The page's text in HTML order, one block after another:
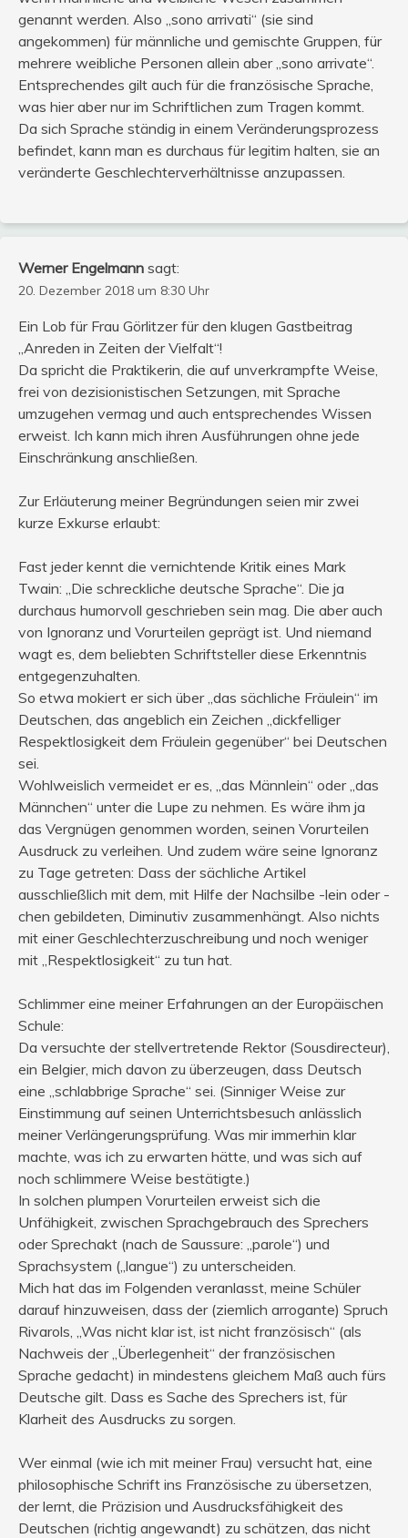
genannt werden. Also „sono arrivati“ (sie sind
angekommen) für männliche und gemischte Gruppen, für
mehrere weibliche Personen allein aber „sono arrivate“.
Entsprechendes gilt auch für die französische Sprache,
was hier aber nur im Schriftlichen zum Tragen kommt.
Da sich Sprache ständig in einem Veränderungsprozess
befindet, kann man es durchaus für legitim halten, sie an
veränderte Geschlechterverhältnisse anzupassen.
Werner Engelmann sagt:
20. Dezember 2018 um 8:30 Uhr
Ein Lob für Frau Görlitzer für den klugen Gastbeitrag
„Anreden in Zeiten der Vielfalt“!
Da spricht die Praktikerin, die auf unverkrampfte Weise,
frei von dezisionistischen Setzungen, mit Sprache
umzugehen vermag und auch entsprechendes Wissen
erweist. Ich kann mich ihren Ausführungen ohne jede
Einschränkung anschließen.
Zur Erläuterung meiner Begründungen seien mir zwei
kurze Exkurse erlaubt:
Fast jeder kennt die vernichtende Kritik eines Mark
Twain: „Die schreckliche deutsche Sprache“. Die ja
durchaus humorvoll geschrieben sein mag. Die aber auch
von Ignoranz und Vorurteilen geprägt ist. Und niemand
wagt es, dem beliebten Schriftsteller diese Erkenntnis
entgegenzuhalten.
So etwa mokiert er sich über „das sächliche Fräulein“ im
Deutschen, das angeblich ein Zeichen „dickfelliger
Respektlosigkeit dem Fräulein gegenüber“ bei Deutschen
sei.
Wohlweislich vermeidet er es, „das Männlein“ oder „das
Männchen“ unter die Lupe zu nehmen. Es wäre ihm ja
das Vergnügen genommen worden, seinen Vorurteilen
Ausdruck zu verleihen. Und zudem wäre seine Ignoranz
zu Tage getreten: Dass der sächliche Artikel
ausschließlich mit dem, mit Hilfe der Nachsilbe -lein oder -
chen gebildeten, Diminutiv zusammenhängt. Also nichts
mit einer Geschlechterzuschreibung und noch weniger
mit „Respektlosigkeit“ zu tun hat.
Schlimmer eine meiner Erfahrungen an der Europäischen
Schule:
Da versuchte der stellvertretende Rektor (Sousdirecteur),
ein Belgier, mich davon zu überzeugen, dass Deutsch
eine „schlabbrige Sprache“ sei. (Sinniger Weise zur
Einstimmung auf seinen Unterrichtsbesuch anlässlich
meiner Verlängerungsprüfung. Was mir immerhin klar
machte, was ich zu erwarten hätte, und was sich auf
noch schlimmere Weise bestätigte.)
In solchen plumpen Vorurteilen erweist sich die
Unfähigkeit, zwischen Sprachgebrauch des Sprechers
oder Sprechakt (nach de Saussure: „parole“) und
Sprachsystem („langue“) zu unterscheiden.
Mich hat das im Folgenden veranlasst, meine Schüler
darauf hinzuweisen, dass der (ziemlich arrogante) Spruch
Rivarols, „Was nicht klar ist, ist nicht französisch“ (als
Nachweis der „Überlegenheit“ der französischen
Sprache gedacht) in mindestens gleichem Maß auch fürs
Deutsche gilt. Dass es Sache des Sprechers ist, für
Klarheit des Ausdrucks zu sorgen.
Wer einmal (wie ich mit meiner Frau) versucht hat, eine
philosophische Schrift ins Französische zu übersetzen,
der lernt, die Präzision und Ausdrucksfähigkeit des
Deutschen (richtig angewandt) zu schätzen, das nicht